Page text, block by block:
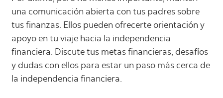
una comunicación abierta con tus padres sobre
tus finanzas. Ellos pueden ofrecerte orientación y
apoyo en tu viaje hacia la independencia
financiera. Discute tus metas financieras, desafíos
y dudas con ellos para estar un paso más cerca de
la independencia financiera.